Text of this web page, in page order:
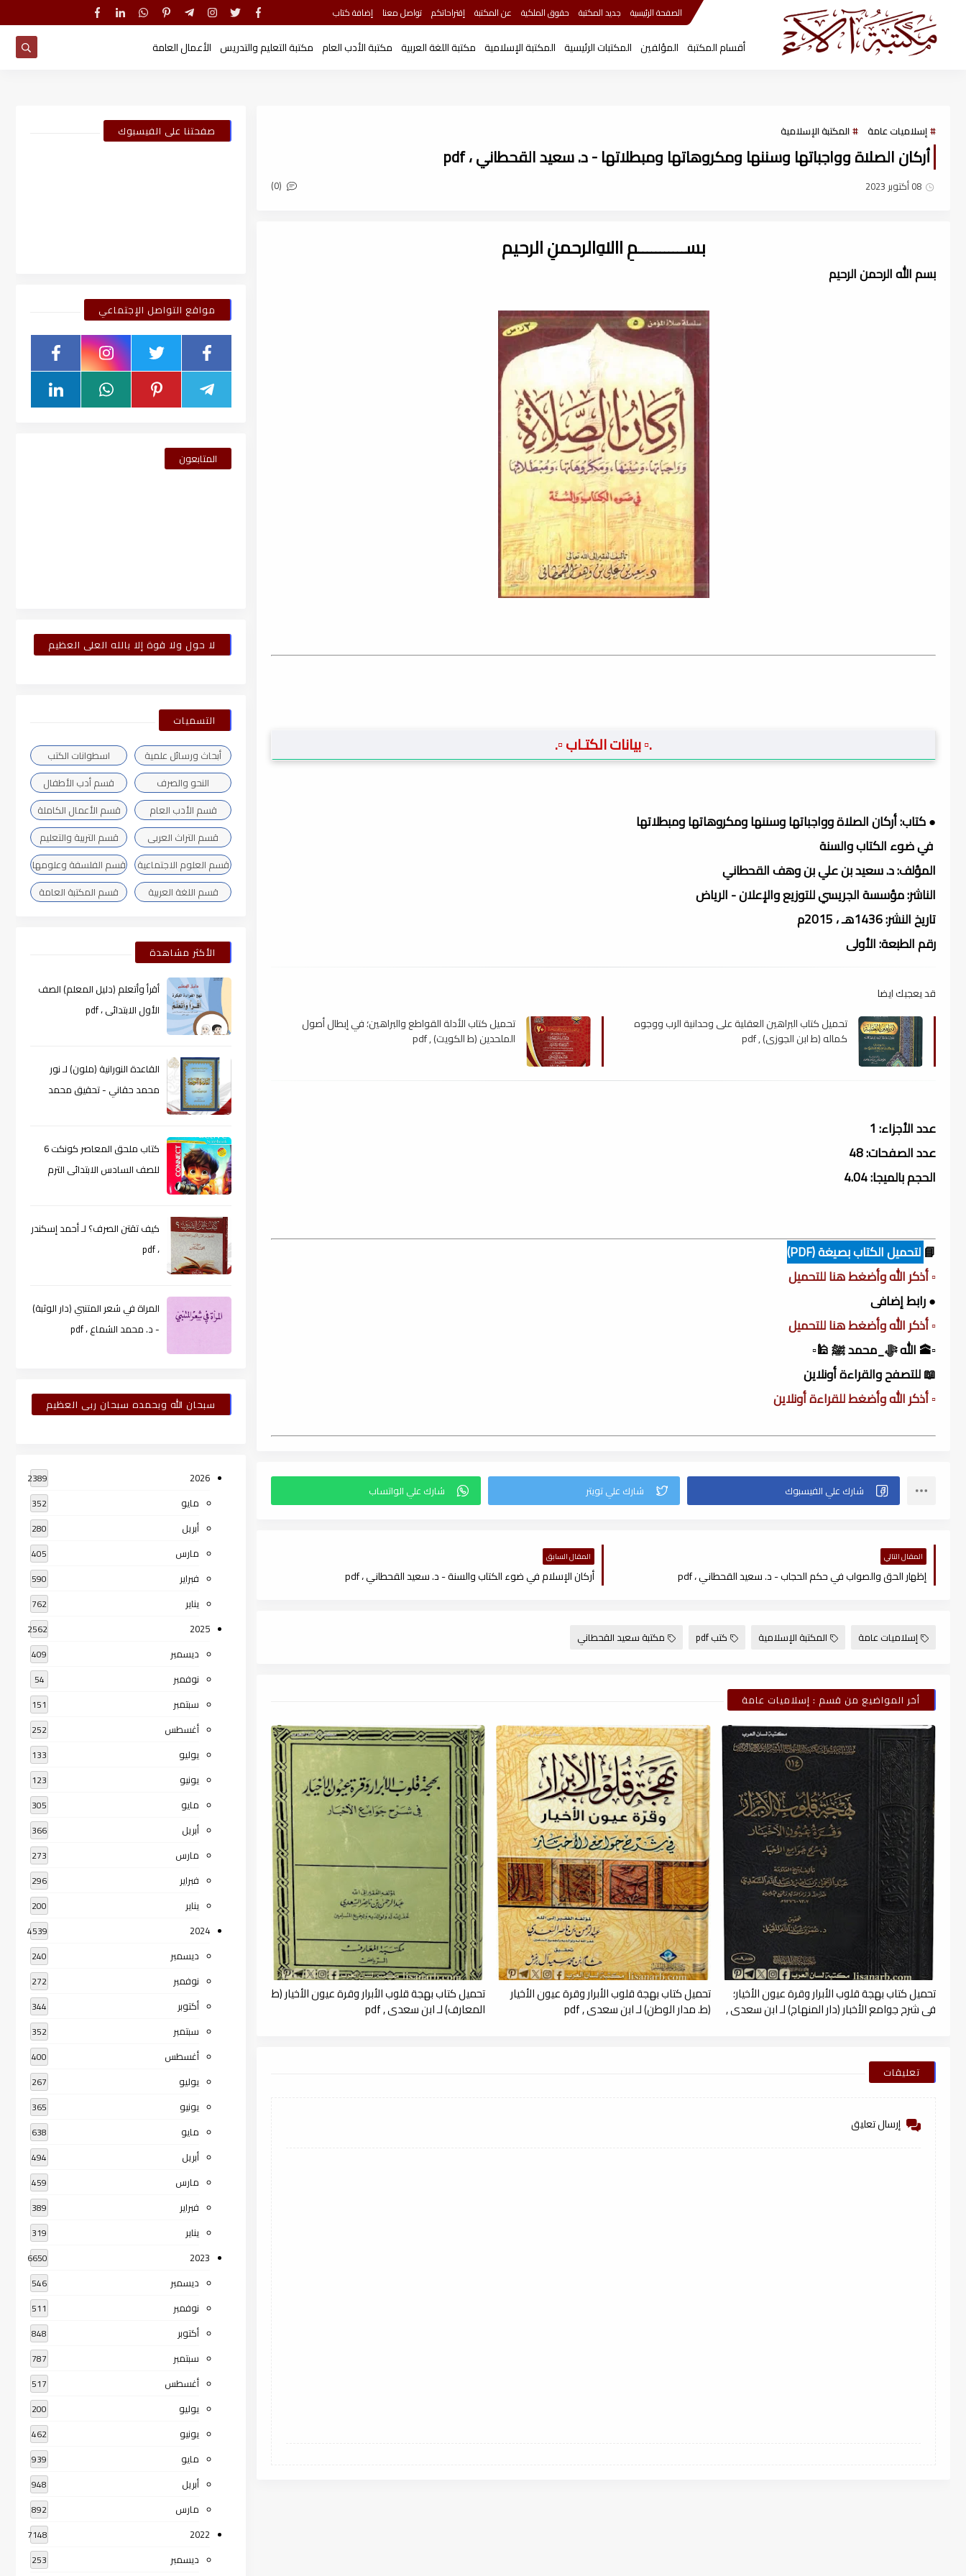
الصفحة الرئيسية جديد المكتبة حقوق الملكية عن المكتبة إقتراحاتكم تواصل معنا إضافة كتاب
أقسام المكتبة المؤلفين المكتبات الرئيسية المكتبة الإسلامية مكتبة اللغة العربية مكتبة الأدب العام مكتبة التعليم والتدريس الأعمال العامة
إسلاميات عامة المكتبة الإسلامية
أركان الصلاة وواجباتها وسننها ومكروهاتها ومبطلاتها - د. سعيد القحطاني ، pdf
08 أكتوبر 2023 (0)
بســـــــــــمِ اﷲِالرحمنِ الرحيم
بسم الله الرحمن الرحيم
.▫️ بيانات الكتـاب ▫️.
● كتاب: أركان الصلاة وواجباتها وسننها ومكروهاتها ومبطلاتها
في ضوء الكتاب والسنة
المؤلف: د. سعيد بن علي بن وهف القحطاني
الناشر: مؤسسة الجريسي للتوزيع والإعلان - الرياض
تاريخ النشر: 1436هـ ، 2015م
رقم الطبعة: الأولى
قد يعجبك ايضا
تحميل كتاب البراهين العقلية على وحدانية الرب ووجوه
كماله (ط ابن الجوزى) , pdf
تحميل كتاب الأدلة القواطع والبراهين؛ في إبطال أصول
الملحدين (ط الكويت) , pdf
عدد الأجزاء: 1
عدد الصفحات: 48
الحجم بالميجا: 4.04
📘لتحميل الكتاب بصيغة (PDF)
▫️ أذكر الله وأضغط هنا للتحميل
● رابط إضافى
▫️ أذكر الله وأضغط هنا للتحميل
▫️🕋 الله ﷻ_محمد ﷺ 🕌▫️
📖 للتصفح والقراءة أونلاين
▫️ أذكر الله وأضغط للقراءة أونلاين
المقال التالي
إظهار الحق والصواب في حكم الحجاب - د. سعيد القحطاني ، pdf
المقال السابق
أركان الإسلام في ضوء الكتاب والسنة - د. سعيد القحطاني ، pdf
إسلاميات عامة المكتبة الإسلامية كتب pdf مكتبة سعيد القحطاني
أخر المواضيع من قسم : إسلاميات عامة
تحميل كتاب بهجة قلوب الأبرار وقرة عيون الأخيار؛
في شرح جوامع الأخبار (دار المنهاج) لـ ابن سعدي ,
تحميل كتاب بهجة قلوب الأبرار وقرة عيون الأخيار
(ط. مدار الوطن) لـ ابن سعدي , pdf
تحميل كتاب بهجة قلوب الأبرار وقرة عيون الأخيار (ط
المعارف) لـ ابن سعدي , pdf
تعليقات
إرسال تعليق
صفحتنا على الفيسبوك
مواقع التواصل الإجتماعي
المتابعون
لا حول ولا قوة إلا بالله العلى العظيم
التسميات
أبحاث ورسائل علمية
اسطوانات الكتب
النحو والصرف
قسم أدب الأطفال
قسم الأدب العام
قسم الأعمال الكاملة
قسم التراث العربى
قسم التربية والتعليم
قسم العلوم الاجتماعية
قسم الفلسفة وعلومها
قسم اللغة العربية
قسم المكتبة العامة
الأكثر مشاهدة
أقرأ وأتعلم (دليل المعلم) الصف
الأول الابتدائى ، pdf
القاعدة النورانية (ملون) لـ نور
محمد حقاني - تحقيق محمد
كتاب ملحق المعاصر كونكت 6
للصف السادس الابتدائى الترم
كيف تقتن الصرف؟ لـ أحمد إسكندر
، pdf
المراة في شعر المتنبي (دار الوثبة)
- د. محمد الشماع ، pdf
سبحان الله وبحمده سبحان ربى العظيم
2026
2389
مايو 352
أبريل 280
مارس 405
فبراير 590
يناير 762
2025
2562
ديسمبر 409
نوفمبر 54
سبتمبر 151
أغسطس 252
يوليو 133
يونيو 123
مايو 305
أبريل 366
مارس 273
فبراير 296
يناير 200
2024
4539
ديسمبر 240
نوفمبر 272
أكتوبر 344
سبتمبر 352
أغسطس 400
يوليو 267
يونيو 365
مايو 638
أبريل 494
مارس 459
فبراير 389
يناير 319
2023
6650
ديسمبر 546
نوفمبر 511
أكتوبر 848
سبتمبر 787
أغسطس 517
يوليو 200
يونيو 462
مايو 939
أبريل 948
مارس 892
2022
7148
ديسمبر 253